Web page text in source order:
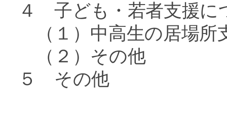
４ 子ども・若者支援に
（１）中高生の居場所
（２）その他
５ その他